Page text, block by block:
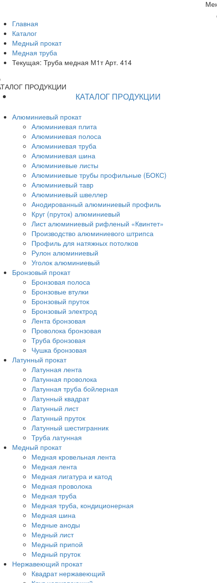
Главная
Каталог
Медный прокат
Медная труба
Текущая: Труба медная М1т Арт. 414
ПРОДУКЦИИ
КАТАЛОГ ПРОДУКЦИИ
Алюминиевый прокат
Алюминиевая плита
Алюминиевая полоса
Алюминиевая труба
Алюминиевая шина
Алюминиевые листы
Алюминиевые трубы профильные (БОКС)
Алюминиевый тавр
Алюминиевый швеллер
Анодированный алюминиевый профиль
Круг (пруток) алюминиевый
Лист алюминиевый рифленый «Квинтет»
Производство алюминиевого штрипса
Профиль для натяжных потолков
Рулон алюминиевый
Уголок алюминиевый
Бронзовый прокат
Бронзовая полоса
Бронзовые втулки
Бронзовый пруток
Бронзовый электрод
Лента бронзовая
Проволока бронзовая
Труба бронзовая
Чушка бронзовая
Латунный прокат
Латунная лента
Латунная проволока
Латунная труба бойлерная
Латунный квадрат
Латунный лист
Латунный пруток
Латунный шестигранник
Труба латунная
Медный прокат
Медная кровельная лента
Медная лента
Медная лигатура и катод
Медная проволока
Медная труба
Медная труба, кондиционерная
Медная шина
Медные аноды
Медный лист
Медный припой
Медный пруток
Нержавеющий прокат
Квадрат нержавеющий